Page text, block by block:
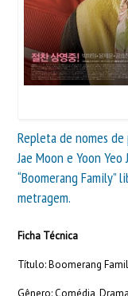
Repleta de nomes de
Jae Moon e Yoon
“Boomerang Family”
metragem.
Ficha Técnica
Título: Boomerang
Gênero: Comédia,